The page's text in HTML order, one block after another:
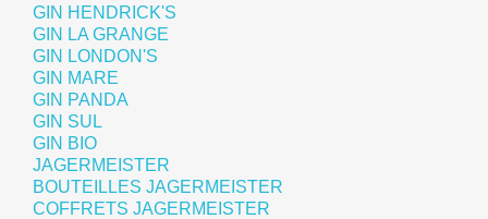
GIN HENDRICK'S
GIN LA GRANGE
GIN LONDON'S
GIN MARE
GIN PANDA
GIN SUL
GIN BIO
JAGERMEISTER
BOUTEILLES JAGERMEISTER
COFFRETS JAGERMEISTER